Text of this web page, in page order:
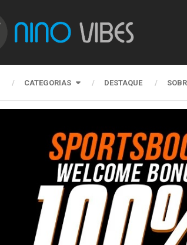
CATEGORIAS DESTAQUE